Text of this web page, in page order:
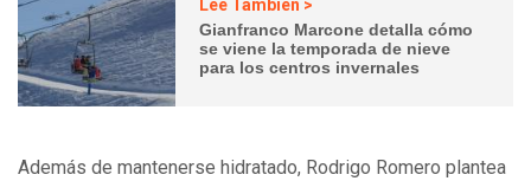
Lee También >
Gianfranco Marcone detalla cómo
se viene la temporada de nieve
para los centros invernales
Además de mantenerse hidratado, Rodrigo Romero plantea